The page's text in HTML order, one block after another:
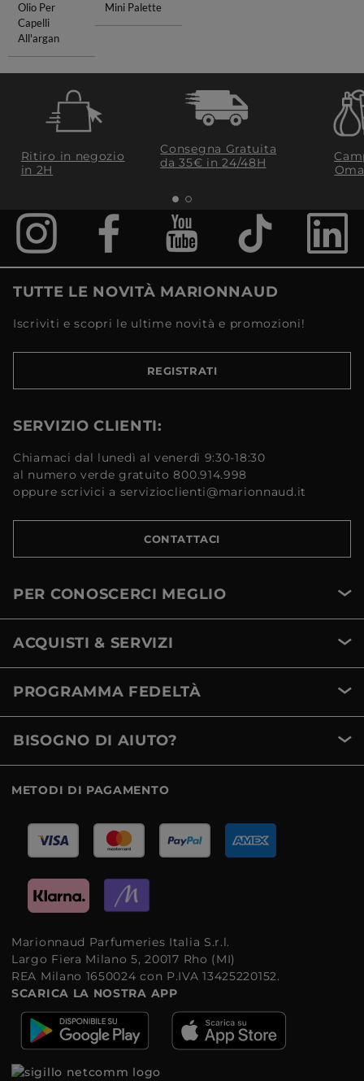
Olio Per
Capelli
All'argan
Mini Palette
Ritiro in negozio
in 2H
Consegna Gratuita
da 35€​ in 24/48H
TUTTE LE NOVITÀ MARIONNAUD
Iscriviti e scopri le ultime novità e promozioni!
REGISTRATI
SERVIZIO CLIENTI:
Chiamaci dal lunedì al venerdì 9:30-18:30
al numero verde gratuito 800.914.998
oppure scrivici a servizioclienti@marionnaud.it
CONTATTACI
PER CONOSCERCI MEGLIO
ACQUISTI & SERVIZI
PROGRAMMA FEDELTÀ
BISOGNO DI AIUTO?
METODI DI PAGAMENTO
Marionnaud Parfumeries Italia S.r.l.
Largo Fiera Milano 5, 20017 Rho (MI)
REA Milano 1650024 con P.IVA 13425220152.
SCARICA LA NOSTRA APP